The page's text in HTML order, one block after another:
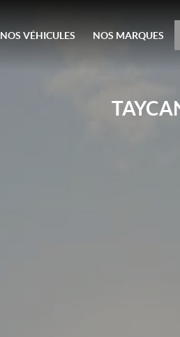
NOS VÉHICULES NOS MARQUES